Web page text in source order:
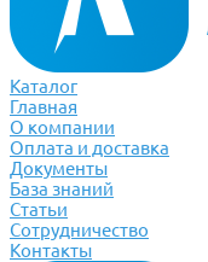
Каталог
Главная
О компании
Оплата и доставка
Документы
База знаний
Статьи
Сотрудничество
Контакты